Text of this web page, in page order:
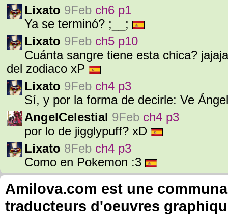
Lixato 9Feb ch6 p1
Ya se terminó? ;__;
Lixato 9Feb ch5 p10
Cuánta sangre tiene esta chica?
del zodiaco xP
Lixato 9Feb ch4 p3
Sí, y por la forma de decirle: Ve
AngelCelestial 9Feb ch4 p3
por lo de jigglypuff? xD
Lixato 8Feb ch4 p3
Como en Pokemon :3
Amilova.com est une
traducteurs d'oeuvres